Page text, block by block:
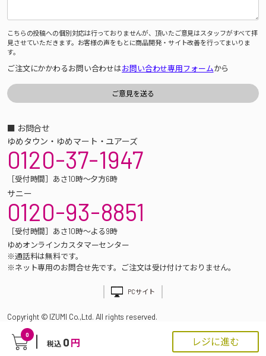
0
税込 0 円 レジに進む
こちらの投稿への個別対応は行っておりませんが、頂いたご意見はスタッフがすべて拝
見させていただきます。お客様の声をもとに商品開発・サイト改善を行ってまいりま
す。
ご注文にかかわるお問い合わせはお問い合わせ専用フォームから
■ お問合せ
ゆめタウン・ゆめマート・ユアーズ
0120-37-1947
［受付時間］あさ10時～夕方6時
サニー
0120-93-8851
［受付時間］あさ10時～よる9時
ゆめオンラインカスタマーセンター
※通話料は無料です。
※ネット専用のお問合せ先です。ご注文は受け付けておりません。
PCサイト
Copyright © IZUMI Co.,Ltd. All rights reserved.